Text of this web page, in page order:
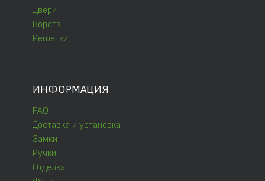
Двери
Ворота
Решётки
ИНФОРМАЦИЯ
FAQ
Доставка и установка
Замки
Ручки
Отделка